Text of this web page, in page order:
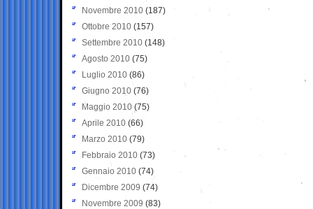
Novembre 2010 (187)
Ottobre 2010 (157)
Settembre 2010 (148)
Agosto 2010 (75)
Luglio 2010 (86)
Giugno 2010 (76)
Maggio 2010 (75)
Aprile 2010 (66)
Marzo 2010 (79)
Febbraio 2010 (73)
Gennaio 2010 (74)
Dicembre 2009 (74)
Novembre 2009 (83)